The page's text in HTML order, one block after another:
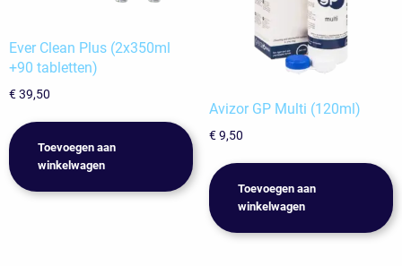
Ever Clean Plus (2x350ml
+90 tabletten)
€39,50
Toevoegen aan
winkelwagen
Avizor GP Multi (120ml)
€9,50
Toevoegen aan
winkelwagen